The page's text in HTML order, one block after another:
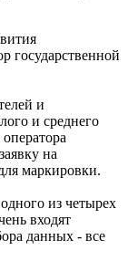
государственной
и
и среднего
на
маркировки.
из четырех
входят
данных - все